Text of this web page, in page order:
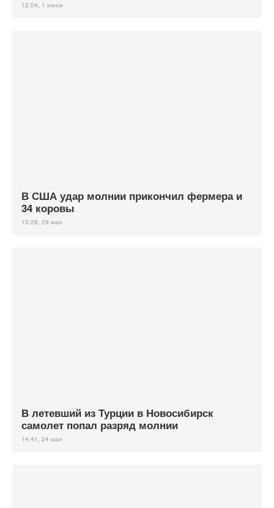
12:04, 1 июня
В США удар молнии прикончил фермера и
34 коровы
15:28, 29 мая
В летевший из Турции в Новосибирск
самолет попал разряд молнии
14:41, 24 мая